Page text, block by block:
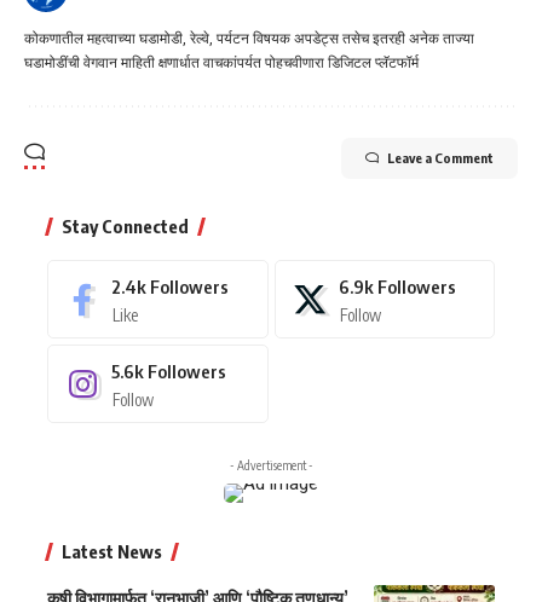
कोकणातील महत्वाच्या घडामोडी, रेल्वे, पर्यटन विषयक अपडेट्स तसेच इतरही अनेक ताज्या
घडामोडींची वेगवान माहिती क्षणार्धात वाचकांपर्यत पोहचवीणारा डिजिटल प्लॅटफॉर्म
Leave a Comment
Stay Connected
2.4k Followers
Like
6.9k Followers
Follow
5.6k Followers
Follow
- Advertisement -
Latest News